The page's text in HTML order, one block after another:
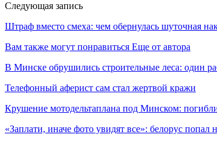
Следующая запись
Штраф вместо смеха: чем обернулась шуточная
Вам также могут понравиться Еще от автора
В Минске обрушились строительные леса: один
Телефонный аферист сам стал жертвой кражи
Крушение мотодельтаплана под Минском:
«Заплати, иначе фото увидят все»: белорус попал